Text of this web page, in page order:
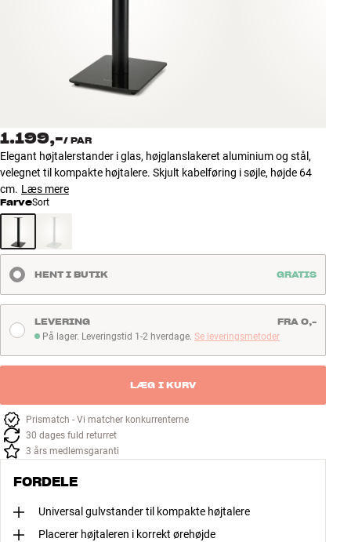
INSPIRATION
MÆRKER
TILBUD
Find Butik
Log ind
Byg med Lyd
1.199,-/ PAR
Elegant højtalerstander i glas, højglanslakeret aluminium og stål,
velegnet til kompakte højtalere. Skjult kabelføring i søjle, højde 64
cm. Læs mere
FarveSort
HENT I BUTIK GRATIS
På lager. Leveringstid 1-2 hverdage
På lager. Leveringstid 1-2 hverdage. Se leveringsmetoder
LEVERING FRA 0,-
LÆG I KURV
Prismatch - Vi matcher konkurrenterne
30 dages fuld returret
3 års medlemsgaranti
FORDELE
Universal gulvstander til kompakte højtalere
Placerer højtaleren i korrekt ørehøjde